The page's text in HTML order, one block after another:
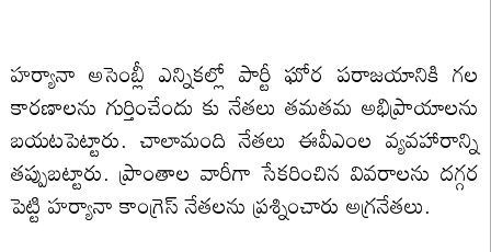
హర్యానా అసెంబ్లీ ఎన్నికల్లో పార్టీ ఘోర పరాజయానికి గల
కారణాలను గుర్తించేందు కు నేతలు తమతమ అభిప్రాయాలను
బయటపెట్టారు. చాలామంది నేతలు ఈవీఎంల వ్యవహారాన్ని
తప్పుబట్టారు. ప్రాంతాల వారీగా సేకరించిన వివరాలను దగ్గర
పెట్టి హర్యానా కాంగ్రెస్ నేతలను ప్రశ్నించారు అగ్రనేతలు.